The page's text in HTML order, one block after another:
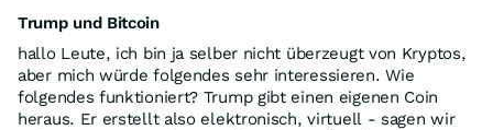
Trump und Bitcoin
hallo Leute, ich bin ja selber nicht überzeugt von Kryptos,
aber mich würde folgendes sehr interessieren. Wie
folgendes funktioniert? Trump gibt einen eigenen Coin
heraus. Er erstellt also elektronisch, virtuell - sagen wir